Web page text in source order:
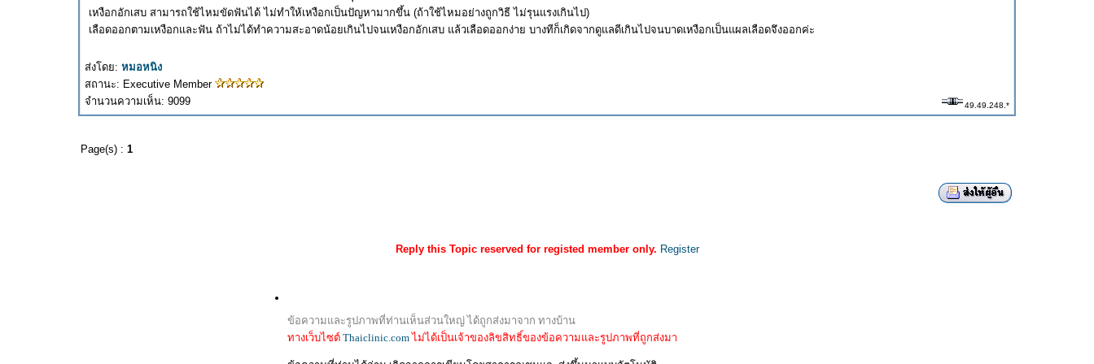
เหงือกอักเสบ สามารถใช้ไหมขัดฟันได้ ไม่ทำให้เหงือกเป็นปัญหามากขึ้น (ถ้าใช้ไหมอย่างถูกวิธี ไม่รุนแรงเกินไป)
เลือดออกตามเหงือกและฟัน ถ้าไม่ได้ทำความสะอาดน้อยเกินไปจนเหงือกอักเสบ แล้วเลือดออกง่าย บางทีก็เกิดจากดูแลดีเกินไปจนบาดเหงือกเป็นแผลเลือดจึงออกค่ะ
ส่งโดย: หมอหนิง
สถานะ: Executive Member
จำนวนความเห็น: 9099
49.49.248.*
Page(s) : 1
Reply this Topic reserved for registed member only. Register
ข้อความและรูปภาพที่ท่านเห็นส่วนใหญ่ ได้ถูกส่งมาจาก ทางบ้าน
ทางเว็บไซต์ Thaiclinic.comไม่ได้เป็นเจ้าของลิขสิทธิ์ของข้อความและรูปภาพที่ถูกส่งมา